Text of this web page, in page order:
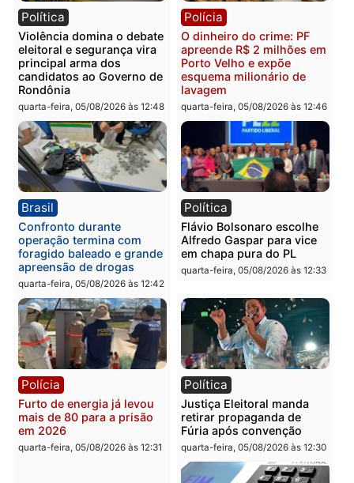
Polícia
Polícia Civil prende dois
homens por tortura,
tráfico e posse de arma em
Itapuã
quinta-feira, 06/08/2026 às 08:59
Polícia
Homem é preso após
furtar peça de picanha e
reagir a seguranças em
supermercado
quinta-feira, 06/08/2026 às
Política
Jônatas França é aprovado
na convenção e
confirmado candidato a
deputado federal pelo
Republicanos
quarta-feira, 05/08/2026 às 15:52
Brasil
Governo e apresenta
diagnóstico que pode
mudar os rumos de
Rondônia
quarta-feira, 05/08/2026 às
Polícia